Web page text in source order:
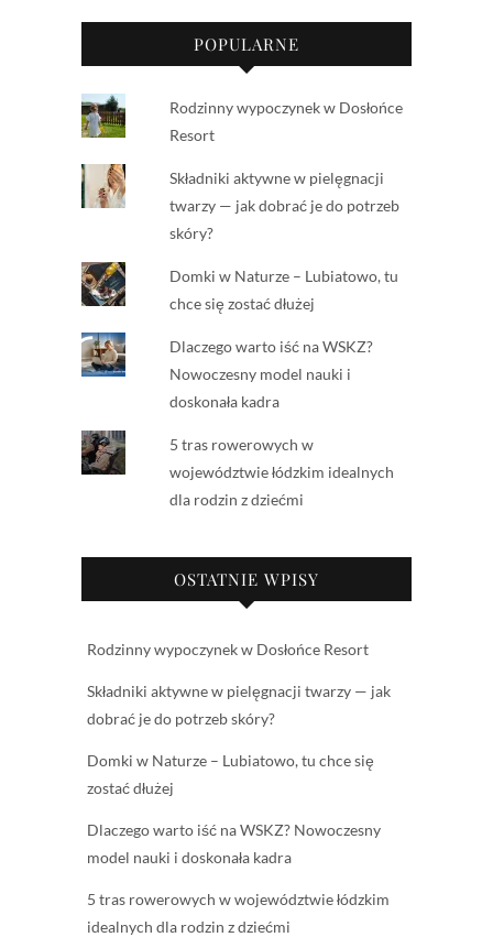
POPULARNE
Rodzinny wypoczynek w Dosłońce
Resort
Składniki aktywne w pielęgnacji
twarzy — jak dobrać je do potrzeb
skóry?
Domki w Naturze – Lubiatowo, tu
chce się zostać dłużej
Dlaczego warto iść na WSKZ?
Nowoczesny model nauki i
doskonała kadra
5 tras rowerowych w
województwie łódzkim idealnych
dla rodzin z dziećmi
OSTATNIE WPISY
Rodzinny wypoczynek w Dosłońce Resort
Składniki aktywne w pielęgnacji twarzy — jak
dobrać je do potrzeb skóry?
Domki w Naturze – Lubiatowo, tu chce się
zostać dłużej
Dlaczego warto iść na WSKZ? Nowoczesny
model nauki i doskonała kadra
5 tras rowerowych w województwie łódzkim
idealnych dla rodzin z dziećmi